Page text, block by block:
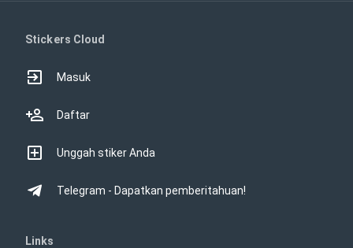
Stickers Cloud
Masuk
Daftar
Unggah stiker Anda
Telegram - Dapatkan pemberitahuan!
Links